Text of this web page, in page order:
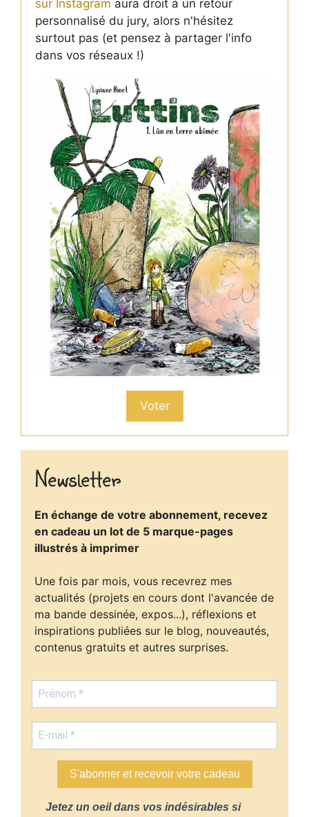
sur Instagram aura droit à un retour
personnalisé du jury, alors n'hésitez
surtout pas (et pensez à partager l'info
dans vos réseaux !)
Voter
Newsletter
En échange de votre abonnement, recevez
en cadeau un lot de 5 marque-pages
illustrés à imprimer
Une fois par mois, vous recevrez mes
actualités (projets en cours dont l'avancée de
ma bande dessinée, expos...), réflexions et
inspirations publiées sur le blog, nouveautés,
contenus gratuits et autres surprises.
S'abonner et recevoir votre cadeau
Jetez un oeil dans vos indésirables si